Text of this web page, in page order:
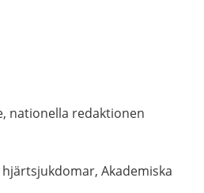
nationella redaktionen
Akademiska